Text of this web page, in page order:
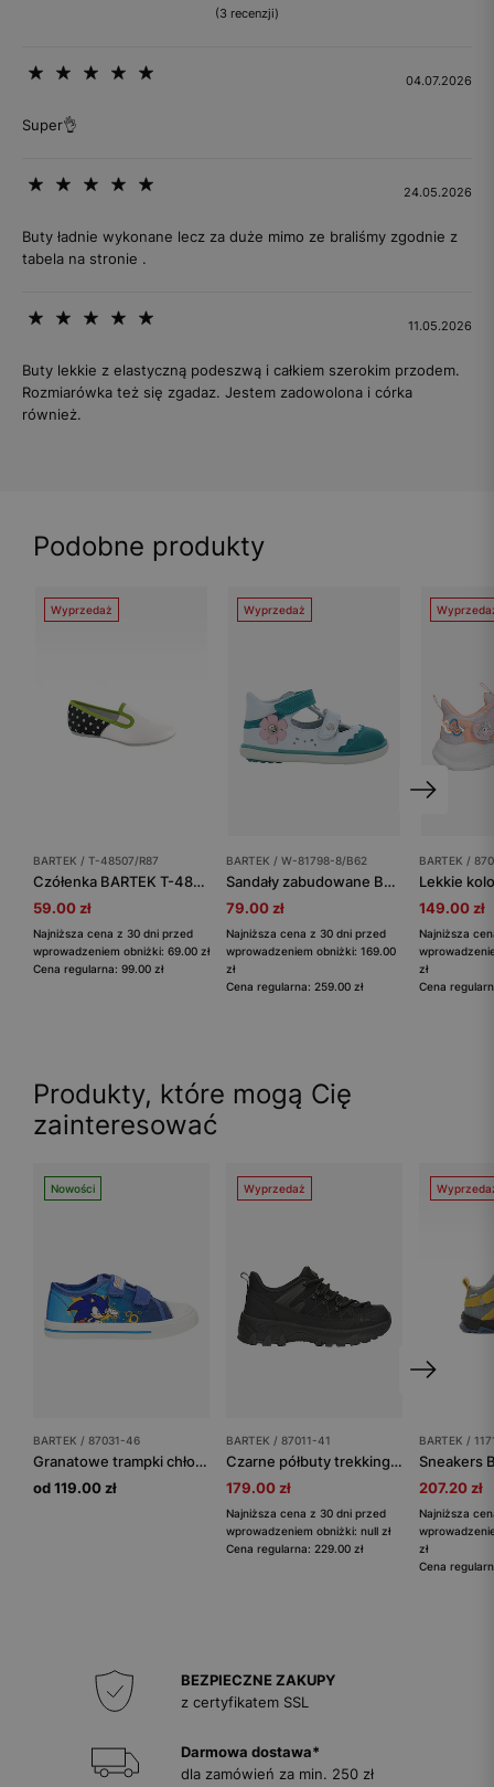
(3 recenzji)
04.07.2026
Super👌
24.05.2026
Buty ładnie wykonane lecz za duże mimo ze braliśmy zgodnie z
tabela na stronie .
11.05.2026
Buty lekkie z elastyczną podeszwą i całkiem szerokim przodem.
Rozmiarówka też się zgadaz. Jestem zadowolona i córka
również.
Podobne produkty
Wyprzedaż
BARTEK / T-48507/R87
Czółenka BARTEK T-48507/R87, dla dziewcząt, biało-czarny
59.00 zł
Najniższa cena z 30 dni przed
wprowadzeniem obniżki: 69.00 zł
Cena regularna: 99.00 zł
Wyprzedaż
BARTEK / W-81798-8/B62
Sandały zabudowane BARTEK W-81798-8/B62, dla dziewcząt, biało-turkusowy
79.00 zł
Najniższa cena z 30 dni przed
wprowadzeniem obniżki: 169.00
zł
Cena regularna: 259.00 zł
BARTEK /
149.00 zł
Najniższa
zł
Cena
Produkty, które mogą Cię
zainteresować
Nowości
BARTEK / 87031-46
Granatowe trampki chłopięce Sonic BARTEK 87031-46
od 119.00 zł
Wyprzedaż
BARTEK / 87011-41
Czarne półbuty trekkingowe dziecięce BARTEK 87011-41
179.00 zł
Najniższa cena z 30 dni przed
wprowadzeniem obniżki: null zł
Cena regularna: 229.00 zł
BARTEK /
207.20 zł
Najniższa
zł
Cena
BEZPIECZNE ZAKUPY
z certyfikatem SSL
Darmowa dostawa*
dla zamówień za min. 250 zł